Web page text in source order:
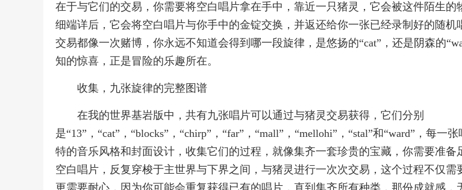
在于与它们的交易，你需要将空白唱片拿在手中，靠近一只猪灵，它会被这件陌生的
细端详后，它会将空白唱片与你手中的金锭交换，并返还给你一张已经录制好的随机
交易都像一次赌博，你永远不知道会得到哪一段旋律，是悠扬的“cat”，还是阴森的
知的惊喜，正是冒险的乐趣所在。
收集，九张旋律的完整图谱
在我的世界基岩版中，共有九张唱片可以通过与猪灵交易获得，它们分别
是“13”，“cat”，“blocks”，“chirp”，“far”，“mall”，“mellohi”，“stal”和“ward”，每一
特的音乐风格和封面设计，收集它们的过程，就像集齐一套珍贵的宝藏，你需要准备
空白唱片，反复穿梭于主世界与下界之间，与猪灵进行一次次交易，这个过程不仅需
更需要耐心，因为你可能会重复获得已有的唱片，直到集齐所有种类，那份成就感，